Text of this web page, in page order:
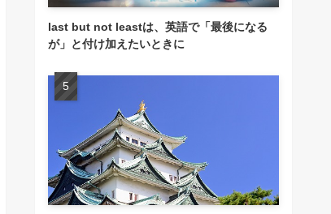
last but not leastは、英語で「最後になる
が」と付け加えたいときに